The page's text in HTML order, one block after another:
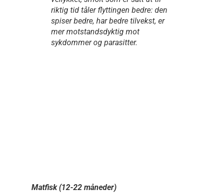
riktig tid tåler flyttingen bedre: den
spiser bedre, har bedre tilvekst, er
mer motstandsdyktig mot
sykdommer og parasitter.
Matfisk (12-22 måneder)